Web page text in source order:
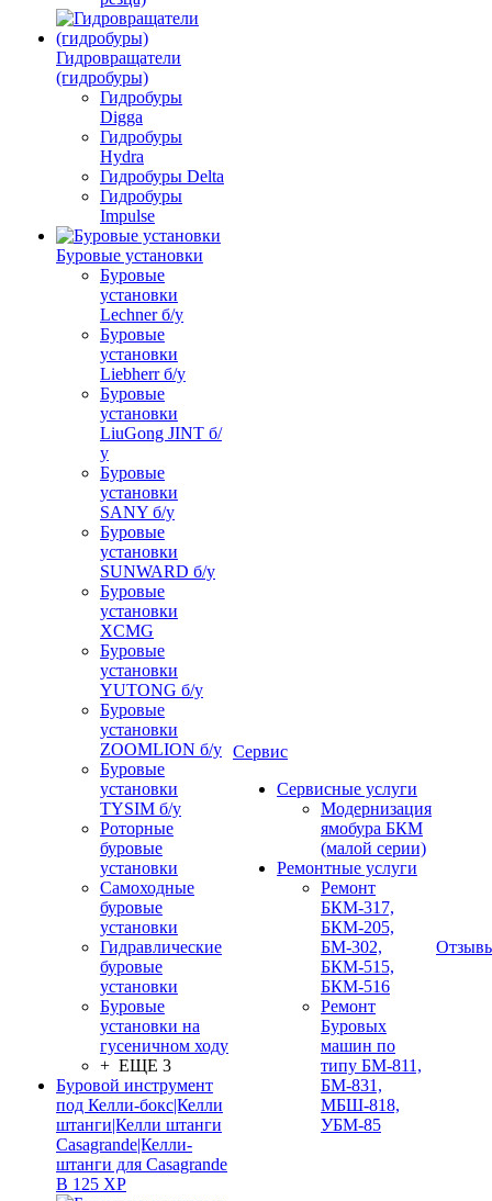
Гидровращатели
(гидробуры)
Гидробуры
Digga
Гидробуры
Hydra
Гидробуры Delta
Гидробуры
Impulse
Буровые установки
Буровые
установки
Lechner б/у
Буровые
установки
Liebherr б/у
Буровые
установки
LiuGong JINT б/
у
Буровые
установки
SANY б/у
Буровые
установки
SUNWARD б/у
Буровые
установки
XCMG
Буровые
установки
YUTONG б/у
Буровые
установки
ZOOMLION б/у
Буровые
установки
TYSIM б/у
Роторные
буровые
установки
Самоходные
буровые
установки
Гидравлические
буровые
установки
Буровые
установки на
гусеничном ходу
+ ЕЩЕ 3
Буровой инструмент
под Келли-бокс|Келли
штанги|Келли штанги
Casagrande|Келли-
штанги для Casagrande
B 125 XP
Сервис
Сервисные услуги
Модернизация
ямобура БКМ
(малой серии)
Ремонтные услуги
Ремонт
БКМ-317,
БКМ-205,
БМ-302,
БКМ-515,
БКМ-516
Ремонт
Буровых
машин по
типу БМ-811,
БМ-831,
МБШ-818,
УБМ-85